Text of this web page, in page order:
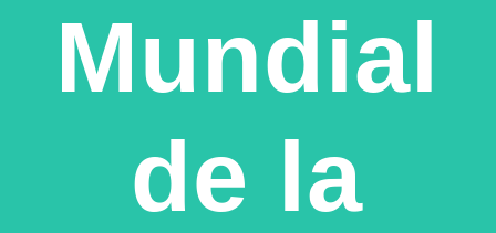
Mundial
de la